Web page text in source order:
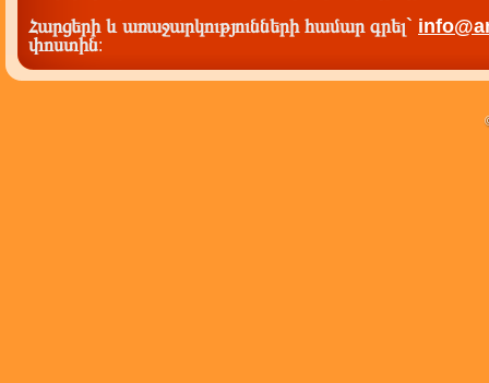
Հարցերի և առաջարկությունների համար գրել`
փոստին: